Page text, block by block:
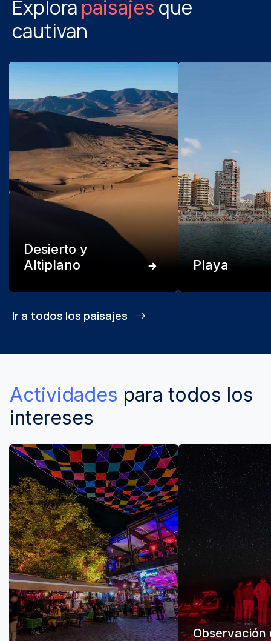
Explora paisajes que
cautivan
Desierto y
Altiplano
Playa
Ir a todos los paisajes
Actividades para todos los
intereses
Observación